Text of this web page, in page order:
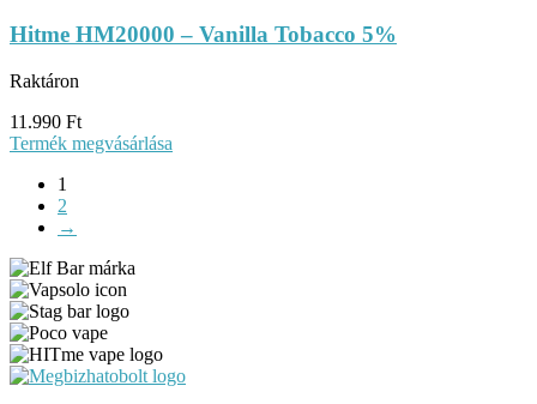
Hitme HM20000 – Vanilla Tobacco 5%
Raktáron
11.990 Ft
Termék megvásárlása
1
2
→